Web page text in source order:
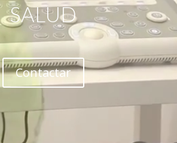
SALUD
Contactar